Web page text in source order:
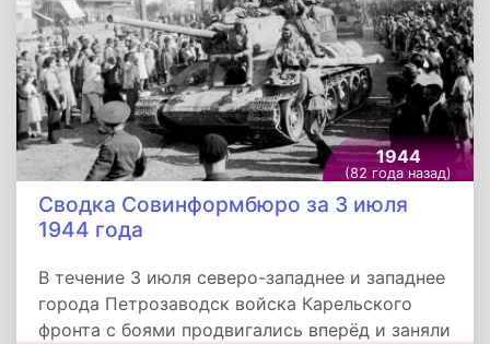
командованием старшего лейтенанта
Протасова пробрались в расположение
немцев и внезапно атаковали подразделение
противника. Гитлеровцы в беспорядке
отступили, бросив радиостанцию, пулемёт,
несколько автоматов и винтовок,
миноискатели и другое военное имущество.
Захватив трофеи, разведчики возвратились в
свою часть.
1944
(82 года назад)
Сводка Совинформбюро за 3 июля
1944 года
В течение 3 июля северо-западнее и западнее
города Петрозаводск войска Карельского
фронта с боями продвигались вперёд и заняли